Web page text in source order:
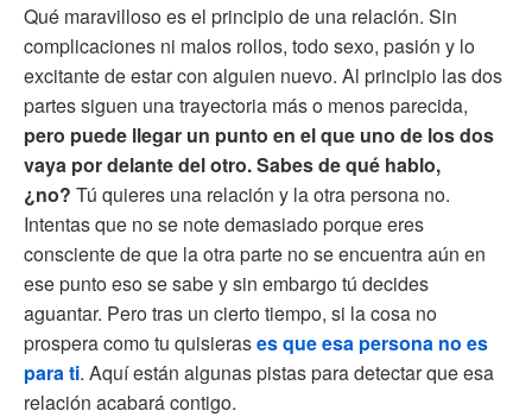
Qué maravilloso es el principio de una relación. Sin
complicaciones ni malos rollos, todo sexo, pasión y lo
excitante de estar con alguien nuevo. Al principio las dos
partes siguen una trayectoria más o menos parecida,
pero puede llegar un punto en el que uno de los dos
vaya por delante del otro. Sabes de qué hablo,
¿no? Tú quieres una relación y la otra persona no.
Intentas que no se note demasiado porque eres
consciente de que la otra parte no se encuentra aún en
ese punto eso se sabe y sin embargo tú decides
aguantar. Pero tras un cierto tiempo, si la cosa no
prospera como tu quisierases que esa persona no es
para ti. Aquí están algunas pistas para detectar que esa
relación acabará contigo.